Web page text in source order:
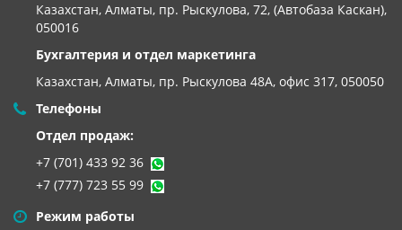
Казахстан, Алматы, пр. Рыскулова, 72, (Автобаза Каскан),
050016
Бухгалтерия и отдел маркетинга
Казахстан, Алматы, пр. Рыскулова 48А, офис 317, 050050
Телефоны
Отдел продаж:
+7 (701) 433 92 36
+7 (777) 723 55 99
Режим работы